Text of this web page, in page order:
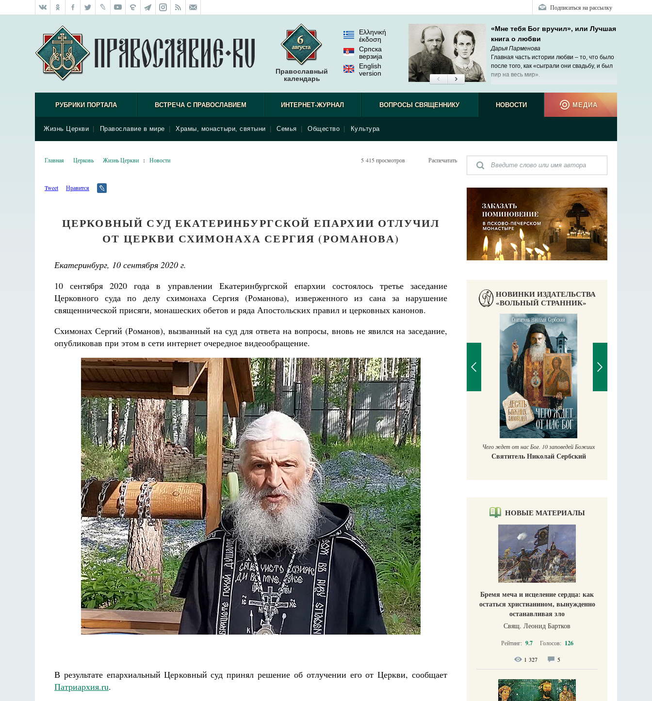
Подписаться на рассылку
Православный
календарь
Ελληνική
έκδοση
Српска
верзиjа
English
version
«Мне тебя Бог вручил», или Лучшая
книга о любви
Дарья Парменова
Главная часть истории любви – то, что было
после того, как «сыграли они свадьбу, и был
пир на весь мир».
РУБРИКИ ПОРТАЛА ВСТРЕЧА С ПРАВОСЛАВИЕМ ИНТЕРНЕТ-ЖУРНАЛ ВОПРОСЫ СВЯЩЕННИКУ НОВОСТИ
Жизнь Церкви Православие в мире Храмы, монастыри, святыни Семья Общество Культура
МЕДИА
Главная Церковь Жизнь Церкви : Новости 5 415 просмотров Распечатать
Tweet Нравится
ЦЕРКОВНЫЙ СУД ЕКАТЕРИНБУРГСКОЙ ЕПАРХИИ ОТЛУЧИЛ
ОТ ЦЕРКВИ СХИМОНАХА СЕРГИЯ (РОМАНОВА)
Екатеринбург, 10 сентября 2020 г.
10 сентября 2020 года в управлении Екатеринбургской епархии состоялось третье заседание
Церковного суда по делу схимонаха Сергия (Романова), изверженного из сана за нарушение
священнической присяги, монашеских обетов и ряда Апостольских правил и церковных канонов.
Схимонах Сергий (Романов), вызванный на суд для ответа на вопросы, вновь не явился на заседание,
опубликовав при этом в сети интернет очередное видеообращение.
В результате епархиальный Церковный суд принял решение об отлучении его от Церкви, сообщает
Патриархия.ru.
НОВИНКИ ИЗДАТЕЛЬСТВА
«ВОЛЬНЫЙ СТРАННИК»
Разлуки не будет
Фредерика де Грааф Как найти своё место в жизни
Кирилл Мурышев
Великомученик Георгий Победоносец. Научись у
святого
Роман Котов Чего ждет от нас Бог. 10 заповедей Божиих
Святитель Николай Сербский
НОВЫЕ МАТЕРИАЛЫ
Бремя меча и исцеление сердца: как
остаться христианином, вынужденно
останавливая зло
Свящ. Леонид Бартков
Рейтинг: 9.7 Голосов: 126
1 327 5